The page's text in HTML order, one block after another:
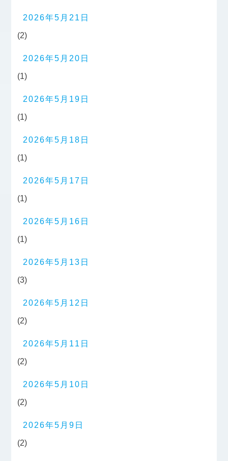
2026年5月21日
(2)
2026年5月20日
(1)
2026年5月19日
(1)
2026年5月18日
(1)
2026年5月17日
(1)
2026年5月16日
(1)
2026年5月13日
(3)
2026年5月12日
(2)
2026年5月11日
(2)
2026年5月10日
(2)
2026年5月9日
(2)